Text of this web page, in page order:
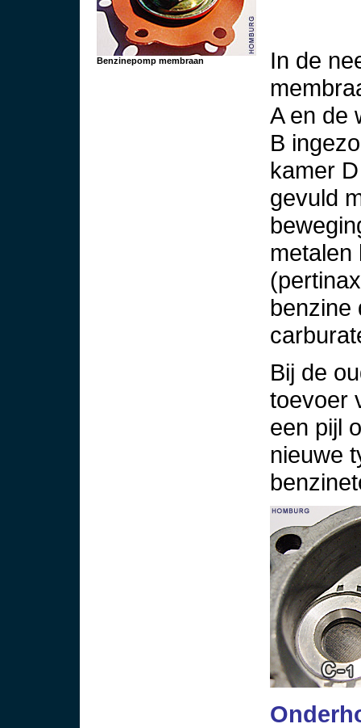
Benzinepomp membraan
In de
A en de
B
kamer
gevuld
metalen
benzine
Bij de
toevoer
een pijl
nieuwe